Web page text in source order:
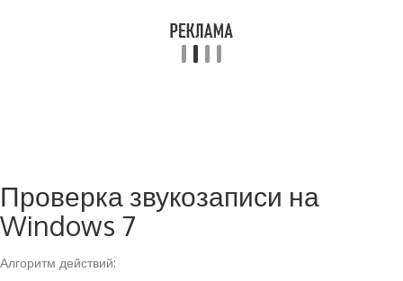
Проверка звукозаписи на
Windows 7
Алгоритм действий: